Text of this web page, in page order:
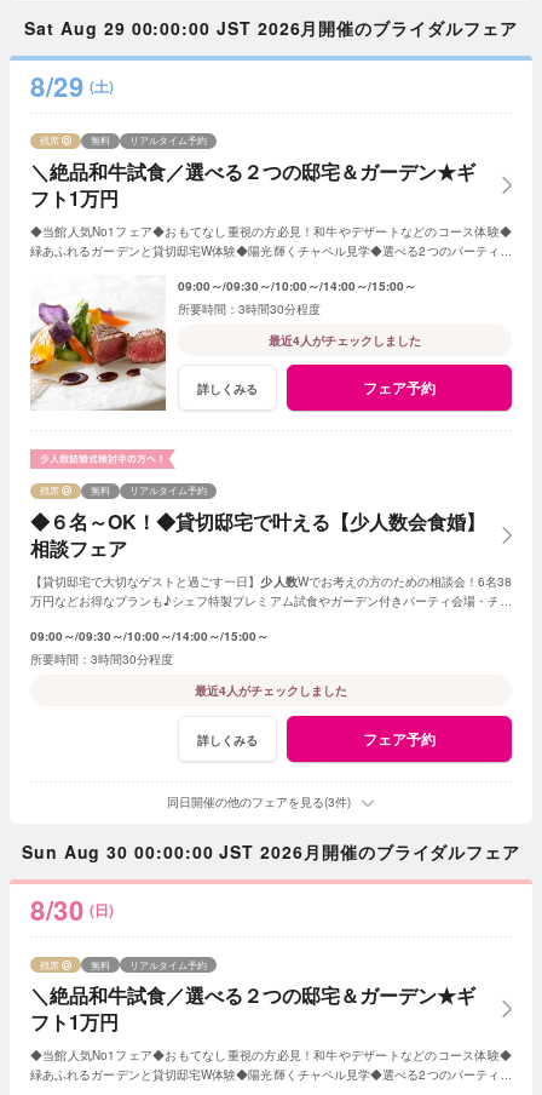
Sat Aug 29 00:00:00 JST 2026月開催のブライダルフェア
8/29 (土)
＼絶品和牛試食／選べる２つの邸宅＆ガーデン★ギ
フト1万円
残席 無料 リアルタイム予約
◆当館人気No1フェア◆おもてなし重視の方必見！和牛やデザートなどのコース体験◆
緑あふれるガーデンと貸切邸宅W体験◆陽光輝くチャペル見学◆選べる2つのパーティ会
09:00～ 09:30～ 10:00～ 14:00～ 15:00～
3時間30分程度
最近4人がチェックしました
詳しくみる フェア予約
◆６名～OK！◆貸切邸宅で叶える【少人数会食婚】
相談フェア
残席 無料 リアルタイム予約
【貸切邸宅で大切なゲストと過ごす一日】少人数Wでお考えの方のための相談会！6名38
万円などお得なプランも♪シェフ特製プレミアム試食やガーデン付きパーティ会場・チャ
09:00～ 09:30～ 10:00～ 14:00～ 15:00～
3時間30分程度
最近4人がチェックしました
詳しくみる フェア予約
同日開催の他のフェアを見る(3件)
Sun Aug 30 00:00:00 JST 2026月開催のブライダルフェア
8/30 (日)
＼絶品和牛試食／選べる２つの邸宅＆ガーデン★ギ
フト1万円
残席 無料 リアルタイム予約
◆当館人気No1フェア◆おもてなし重視の方必見！和牛やデザートなどのコース体験◆
緑あふれるガーデンと貸切邸宅W体験◆陽光輝くチャペル見学◆選べる2つのパーティ会